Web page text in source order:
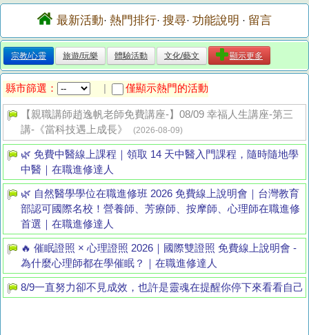
最新活動· 熱門排行· 搜尋· 功能說明 · 留言
宗教/心靈 旅遊/玩樂 體驗活動 文化/藝文 顯示更多
縣市篩選： 僅顯示熱門的活動
【親職講師趙逸帆老師免費講座-】08/09 幸福人生講座-第三
講-《當科技遇上成長》
(2026-08-09)
🌿 免費中醫線上課程｜領取 14 天中醫入門課程，隨時隨地學
中醫｜在職進修達人
🌿 自然醫學學位在職進修班 2026 免費線上說明會｜台灣教育
部認可國際名校！營養師、芳療師、按摩師、心理師在職進修
首選｜在職進修達人
🔥 催眠證照 × 心理證照 2026｜國際雙證照 免費線上說明會 -
為什麼心理師都在學催眠？｜在職進修達人
8/9一直努力卻不見成效，也許是靈魂在提醒你停下來看看自己